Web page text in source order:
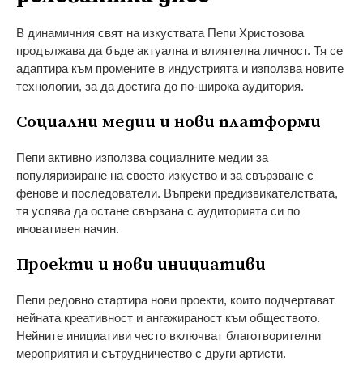
В динамичния свят на изкуствата Пепи Христозова
продължава да бъде актуална и влиятелна личност. Тя се
адаптира към промените в индустрията и използва новите
технологии, за да достига до по-широка аудитория.
Социални медии и нови платформи
Пепи активно използва социалните медии за
популяризиране на своето изкуство и за свързване с
фенове и последователи. Въпреки предизвикателствата,
тя успява да остане свързана с аудиторията си по
иновативен начин.
Проекти и нови инициативи
Пепи редовно стартира нови проекти, които подчертават
нейната креативност и ангажираност към обществото.
Нейните инициативи често включват благотворителни
мероприятия и сътрудничество с други артисти.